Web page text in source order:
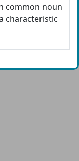
common noun
characteristic